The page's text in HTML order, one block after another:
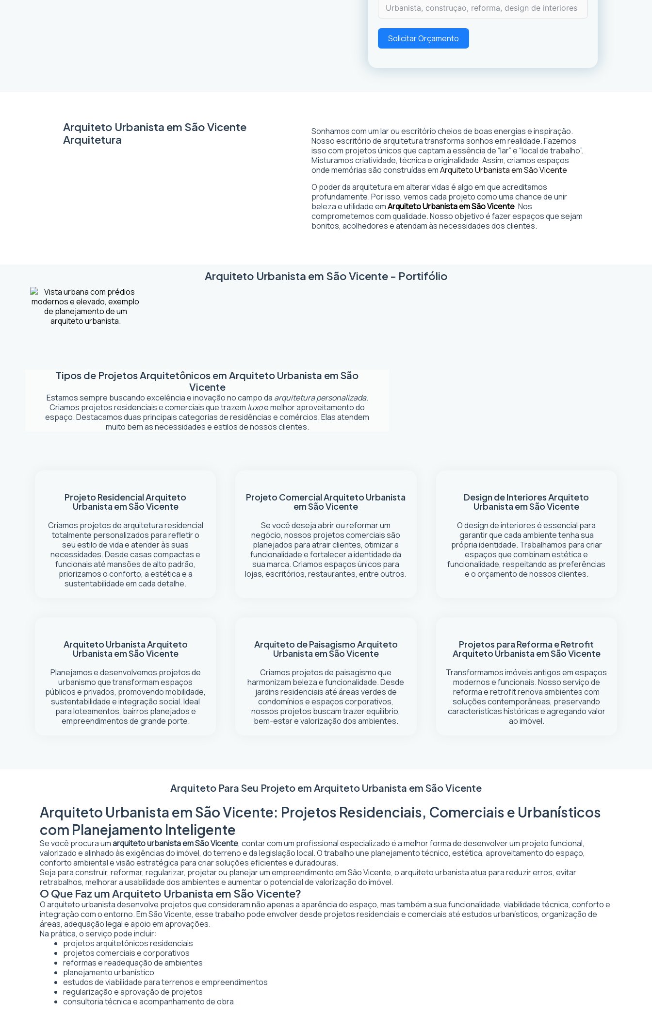
Solicitar Orçamento
Arquiteto Urbanista em São Vicente
Arquitetura
Sonhamos com um lar ou escritório cheios de boas energias e inspiração.
Nosso escritório de arquitetura transforma sonhos em realidade. Fazemos
isso com projetos únicos que captam a essência de “lar” e “local de trabalho”.
Misturamos criatividade, técnica e originalidade. Assim, criamos espaços
onde memórias são construídas emArquiteto Urbanista em São Vicente
O poder da arquitetura em alterar vidas é algo em que acreditamos
profundamente. Por isso, vemos cada projeto como uma chance de unir
beleza e utilidade emArquiteto Urbanista em São Vicente. Nos
comprometemos com qualidade. Nosso objetivo é fazer espaços que sejam
bonitos, acolhedores e atendam às necessidades dos clientes.
Arquiteto Urbanista em São Vicente - Portifólio
Tipos de Projetos Arquitetônicos em Arquiteto Urbanista em São
Vicente
Estamos sempre buscando excelência e inovação no campo da arquitetura personalizada.
Criamos projetos residenciais e comerciais que trazem luxoe melhor aproveitamento do
espaço. Destacamos duas principais categorias de residências e comércios. Elas atendem
muito bem as necessidades e estilos de nossos clientes.
Projeto ResidencialArquiteto
Urbanista em São Vicente
Criamos projetos de arquitetura residencial
totalmente personalizados para refletir o
seu estilo de vida e atender às suas
necessidades. Desde casas compactas e
funcionais até mansões de alto padrão,
priorizamos o conforto, a estética e a
sustentabilidade em cada detalhe.
Projeto ComercialArquiteto Urbanista
em São Vicente
Se você deseja abrir ou reformar um
negócio, nossos projetos comerciais são
planejados para atrair clientes, otimizar a
funcionalidade e fortalecer a identidade da
sua marca. Criamos espaços únicos para
lojas, escritórios, restaurantes, entre outros.
Design de InterioresArquiteto
Urbanista em São Vicente
O design de interiores é essencial para
garantir que cada ambiente tenha sua
própria identidade. Trabalhamos para criar
espaços que combinam estética e
funcionalidade, respeitando as preferências
e o orçamento de nossos clientes.
Arquiteto UrbanistaArquiteto
Urbanista em São Vicente
Planejamos e desenvolvemos projetos de
urbanismo que transformam espaços
públicos e privados, promovendo mobilidade,
sustentabilidade e integração social. Ideal
para loteamentos, bairros planejados e
empreendimentos de grande porte.
Arquiteto de PaisagismoArquiteto
Urbanista em São Vicente
Criamos projetos de paisagismo que
harmonizam beleza e funcionalidade. Desde
jardins residenciais até áreas verdes de
condomínios e espaços corporativos,
nossos projetos buscam trazer equilíbrio,
bem-estar e valorização dos ambientes.
Projetos para Reforma e Retrofit
Arquiteto Urbanista em São Vicente
Transformamos imóveis antigos em espaços
modernos e funcionais. Nosso serviço de
reforma e retrofit renova ambientes com
soluções contemporâneas, preservando
características históricas e agregando valor
ao imóvel.
Arquiteto Para Seu Projeto em Arquiteto Urbanista em São Vicente
Arquiteto Urbanista em São Vicente: Projetos Residenciais, Comerciais e Urbanísticos
com Planejamento Inteligente
Se você procura umarquiteto urbanista em São Vicente, contar com um profissional especializado é a melhor forma de desenvolver um projeto funcional,
valorizado e alinhado às exigências do imóvel, do terreno e da legislação local. O trabalho une planejamento técnico, estética, aproveitamento do espaço,
conforto ambiental e visão estratégica para criar soluções eficientes e duradouras.
Seja para construir, reformar, regularizar, projetar ou planejar um empreendimento em São Vicente, o arquiteto urbanista atua para reduzir erros, evitar
retrabalhos, melhorar a usabilidade dos ambientes e aumentar o potencial de valorização do imóvel.
O Que Faz um Arquiteto Urbanista em São Vicente?
O arquiteto urbanista desenvolve projetos que consideram não apenas a aparência do espaço, mas também a sua funcionalidade, viabilidade técnica, conforto e
integração com o entorno. Em São Vicente, esse trabalho pode envolver desde projetos residenciais e comerciais até estudos urbanísticos, organização de
áreas, adequação legal e apoio em aprovações.
Na prática, o serviço pode incluir:
projetos arquitetônicos residenciais
projetos comerciais e corporativos
reformas e readequação de ambientes
planejamento urbanístico
estudos de viabilidade para terrenos e empreendimentos
regularização e aprovação de projetos
consultoria técnica e acompanhamento de obra